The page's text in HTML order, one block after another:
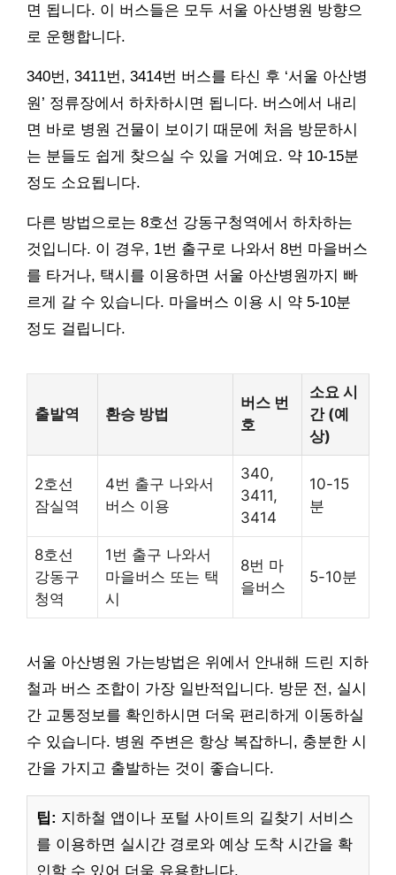
면 됩니다. 이 버스들은 모두 서울 아산병원 방향으
로 운행합니다.
340번, 3411번, 3414번 버스를 타신 후 ‘서울 아산병
원’ 정류장에서 하차하시면 됩니다. 버스에서 내리
면 바로 병원 건물이 보이기 때문에 처음 방문하시
는 분들도 쉽게 찾으실 수 있을 거예요. 약 10-15분
정도 소요됩니다.
다른 방법으로는 8호선 강동구청역에서 하차하는
것입니다. 이 경우, 1번 출구로 나와서 8번 마을버스
를 타거나, 택시를 이용하면 서울 아산병원까지 빠
르게 갈 수 있습니다. 마을버스 이용 시 약 5-10분
정도 걸립니다.
출발역 환승 방법
버스 번
호
소요 시
간 (예
상)
2호선
잠실역
4번 출구 나와서
버스 이용
340,
3411,
3414
10-15
분
8호선
강동구
청역
1번 출구 나와서
마을버스 또는 택
시
8번 마
을버스
5-10분
서울 아산병원 가는방법은 위에서 안내해 드린 지하
철과 버스 조합이 가장 일반적입니다. 방문 전, 실시
간 교통정보를 확인하시면 더욱 편리하게 이동하실
수 있습니다. 병원 주변은 항상 복잡하니, 충분한 시
간을 가지고 출발하는 것이 좋습니다.
팁: 지하철 앱이나 포털 사이트의 길찾기 서비스
를 이용하면 실시간 경로와 예상 도착 시간을 확
인할 수 있어 더욱 유용합니다.